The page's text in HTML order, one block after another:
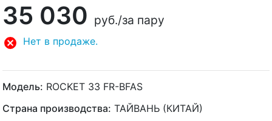
35 030 руб./за пару
Нет в продаже.
Модель: ROCKET 33 FR-BFAS
Страна производства: ТАЙВАНЬ (КИТАЙ)